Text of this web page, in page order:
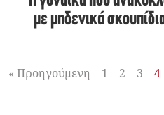
με μηδενικά
« Προηγούμενη 1 2 3 4